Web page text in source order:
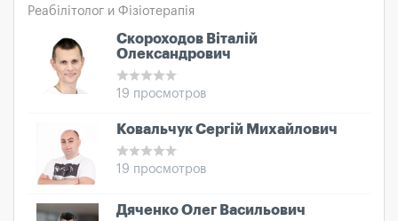
Реабілітолог и Фізіотерапія
Скороходов Віталій
Олександрович
19 просмотров
Ковальчук Сергій Михайлович
19 просмотров
Дяченко Олег Васильович